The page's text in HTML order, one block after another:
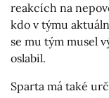
reakcích na
kdo v týmu
se mu tým musel
oslabil.
Sparta má také